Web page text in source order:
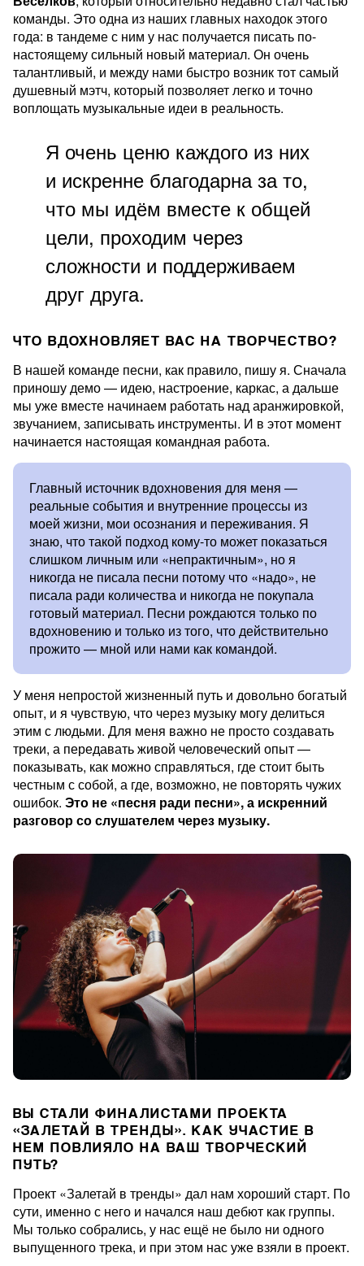
команды. Это одна из наших главных находок этого
года: в тандеме с ним у нас получается писать по-
настоящему сильный новый материал. Он очень
талантливый, и между нами быстро возник тот самый
душевный мэтч, который позволяет легко и точно
воплощать музыкальные идеи в реальность.
Я очень ценю каждого из них
и искренне благодарна за то,
что мы идём вместе к общей
цели, проходим через
сложности и поддерживаем
друг друга.
ЧТО ВДОХНОВЛЯЕТ ВАС НА ТВОРЧЕСТВО?
В нашей команде песни, как правило, пишу я. Сначала
приношу демо — идею, настроение, каркас, а дальше
мы уже вместе начинаем работать над аранжировкой,
звучанием, записывать инструменты. И в этот момент
начинается настоящая командная работа.
Главный источник вдохновения для меня —
реальные события и внутренние процессы из
моей жизни, мои осознания и переживания. Я
знаю, что такой подход кому-то может показаться
слишком личным или «непрактичным», но я
никогда не писала песни потому что «надо», не
писала ради количества и никогда не покупала
готовый материал. Песни рождаются только по
вдохновению и только из того, что действительно
прожито — мной или нами как командой.
У меня непростой жизненный путь и довольно богатый
опыт, и я чувствую, что через музыку могу делиться
этим с людьми. Для меня важно не просто создавать
треки, а передавать живой человеческий опыт —
показывать, как можно справляться, где стоит быть
честным с собой, а где, возможно, не повторять чужих
ошибок. Это не «песня ради песни», а искренний
разговор со слушателем через музыку.
ВЫ СТАЛИ ФИНАЛИСТАМИ ПРОЕКТА
«ЗАЛЕТАЙ В ТРЕНДЫ». КАК УЧАСТИЕ В
НЕМ ПОВЛИЯЛО НА ВАШ ТВОРЧЕСКИЙ
ПУТЬ?
Проект «Залетай в тренды» дал нам хороший старт. По
сути, именно с него и начался наш дебют как группы.
Мы только собрались, у нас ещё не было ни одного
выпущенного трека, и при этом нас уже взяли в проект.